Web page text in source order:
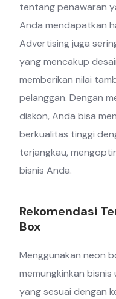
tentang penawaran
Anda mendapatkan
Advertising juga
yang mencakup
memberikan nilai
pelanggan. Dengan
diskon, Anda bisa
berkualitas tinggi
terjangkau,
bisnis Anda.
Rekomendasi
Box
Menggunakan neon
memungkinkan
yang sesuai dengan